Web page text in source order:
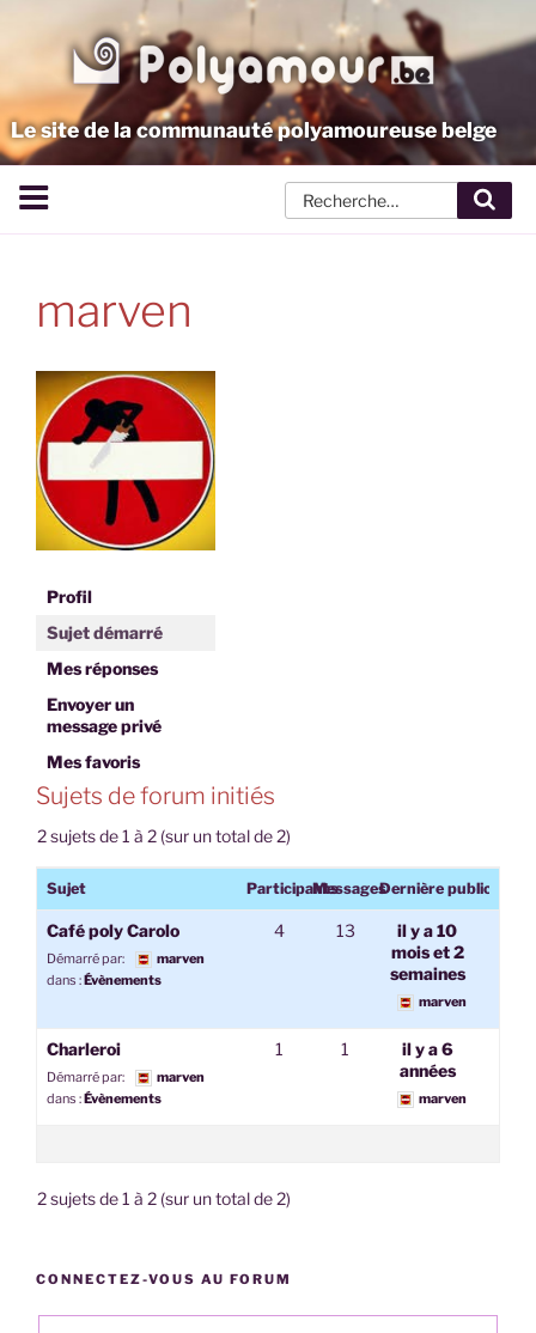
principal
Le site de la communauté polyamoureuse belge
marven
Profil
Sujet démarré
Mes réponses
Envoyer un
message privé
Mes favoris
Sujets de forum initiés
2 sujets de 1 à 2 (sur un total de 2)
Sujet ParticipantsMessagesDernière publication
Café poly Carolo
Démarré par:
marven
dans :Évènements
4 13
il y a 10
mois et 2
semaines
marven
Charleroi
Démarré par:
marven
dans :Évènements
1 1
il y a 6
années
marven
2 sujets de 1 à 2 (sur un total de 2)
CONNECTEZ-VOUS AU FORUM